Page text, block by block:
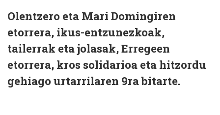
Olentzero eta Mari Domingiren
etorrera, ikus-entzunezkoak,
tailerrak eta jolasak, Erregeen
etorrera, kros solidarioa eta hitzordu
gehiago urtarrilaren 9ra bitarte.